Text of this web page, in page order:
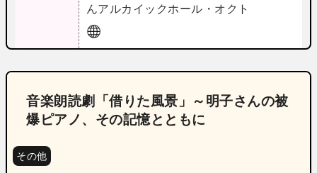
んアルカイックホール・オクト
音楽朗読劇「借りた風景」～明子さんの被
爆ピアノ、その記憶とともに
その他